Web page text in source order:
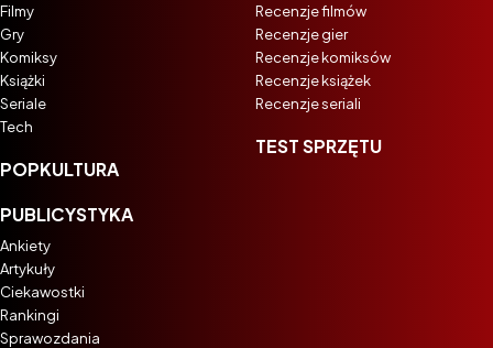
Filmy
Gry
Komiksy
Książki
Seriale
Tech
POPKULTURA
PUBLICYSTYKA
Ankiety
Artykuły
Ciekawostki
Rankingi
Sprawozdania
Recenzje filmów
Recenzje gier
Recenzje komiksów
Recenzje książek
Recenzje seriali
TEST SPRZĘTU